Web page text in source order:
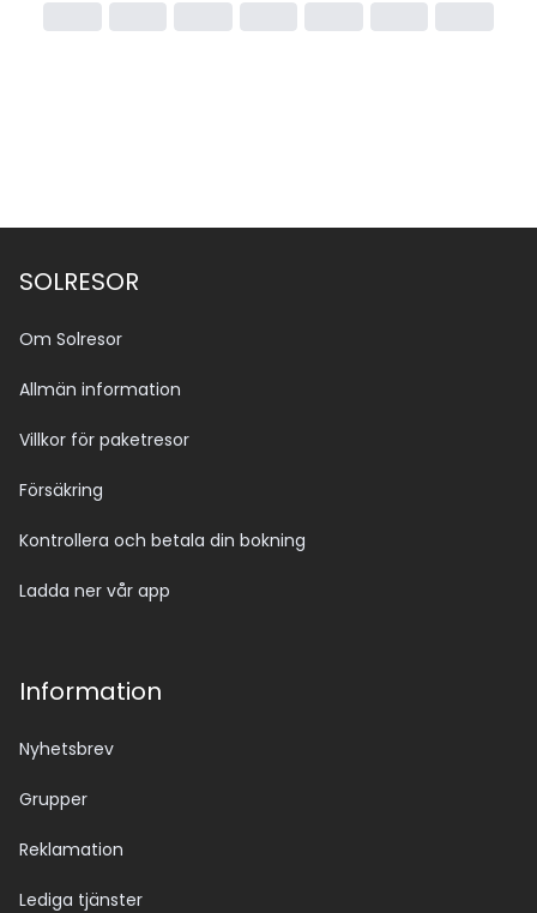
SOLRESOR
Om Solresor
Allmän information
Villkor för paketresor
Försäkring
Kontrollera och betala din bokning
Ladda ner vår app
Information
Nyhetsbrev
Grupper
Reklamation
Lediga tjänster